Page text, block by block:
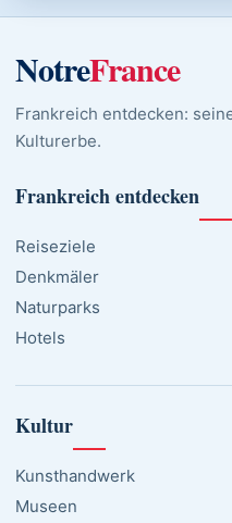
NotreFrance
Frankreich entdecken:
Kulturerbe.
Frankreich entdecken
Reiseziele
Denkmäler
Naturparks
Hotels
Kultur
Kunsthandwerk
Museen